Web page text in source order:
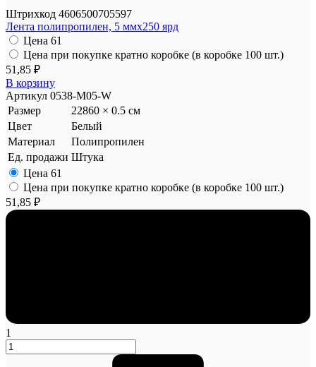
Штрихкод 4606500705597
Лента полипропилен, 5 ммx250 ярд
Цена 61
Цена при покупке кратно коробке (в коробке 100 шт.)
51,85 ₽
В корзину
Артикул 0538-M05-W
Размер
22860 × 0.5 см
Цвет
Белый
Материал
Полипропилен
Ед. продажи Штука
Цена 61
Цена при покупке кратно коробке (в коробке 100 шт.)
51,85 ₽
1